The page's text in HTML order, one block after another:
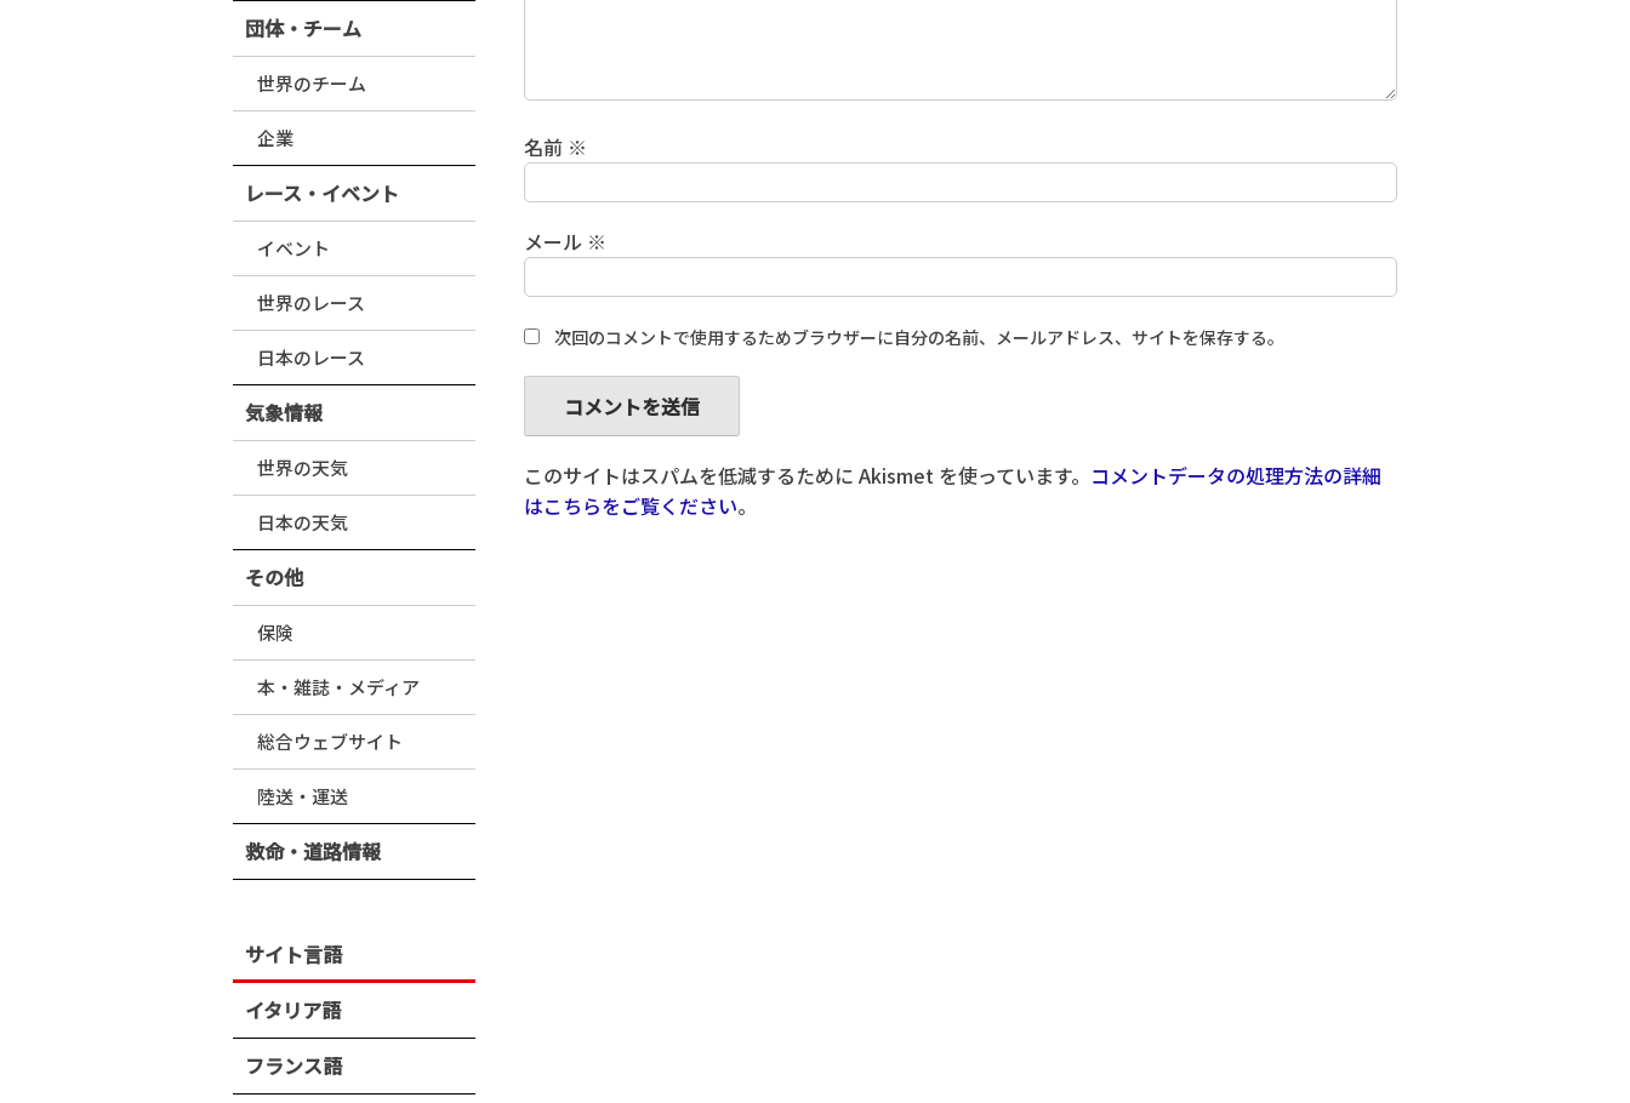
名前 ※
メール ※
次回のコメントで使用するためブラウザーに自分の名前、メールアドレス、サイトを保存する。
このサイトはスパムを低減するために Akismet を使っています。 コメントデータの処理方法の詳細
はこちらをご覧ください。
団体・チーム
世界のチーム
企業
レース・イベント
イベント
世界のレース
日本のレース
気象情報
世界の天気
日本の天気
その他
保険
本・雑誌・メディア
総合ウェブサイト
陸送・運送
救命・道路情報
サイト言語
イタリア語
フランス語